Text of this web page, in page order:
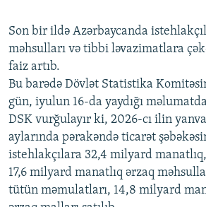
Auto 240p 360p
720p 1080p
Son bir ildə Azərbaycanda
məhsulları və tibbi ləvazimatlara
faiz artıb.
Bu barədə Dövlət Statistika
gün, iyulun 16-da yaydığı
DSK vurğulayır ki, 2026-cı ilin
aylarında pərakəndə ticarət
istehlakçılara 32,4 milyard
17,6 milyard manatlıq ərzaq
tütün məmulatları, 14,8 milyard